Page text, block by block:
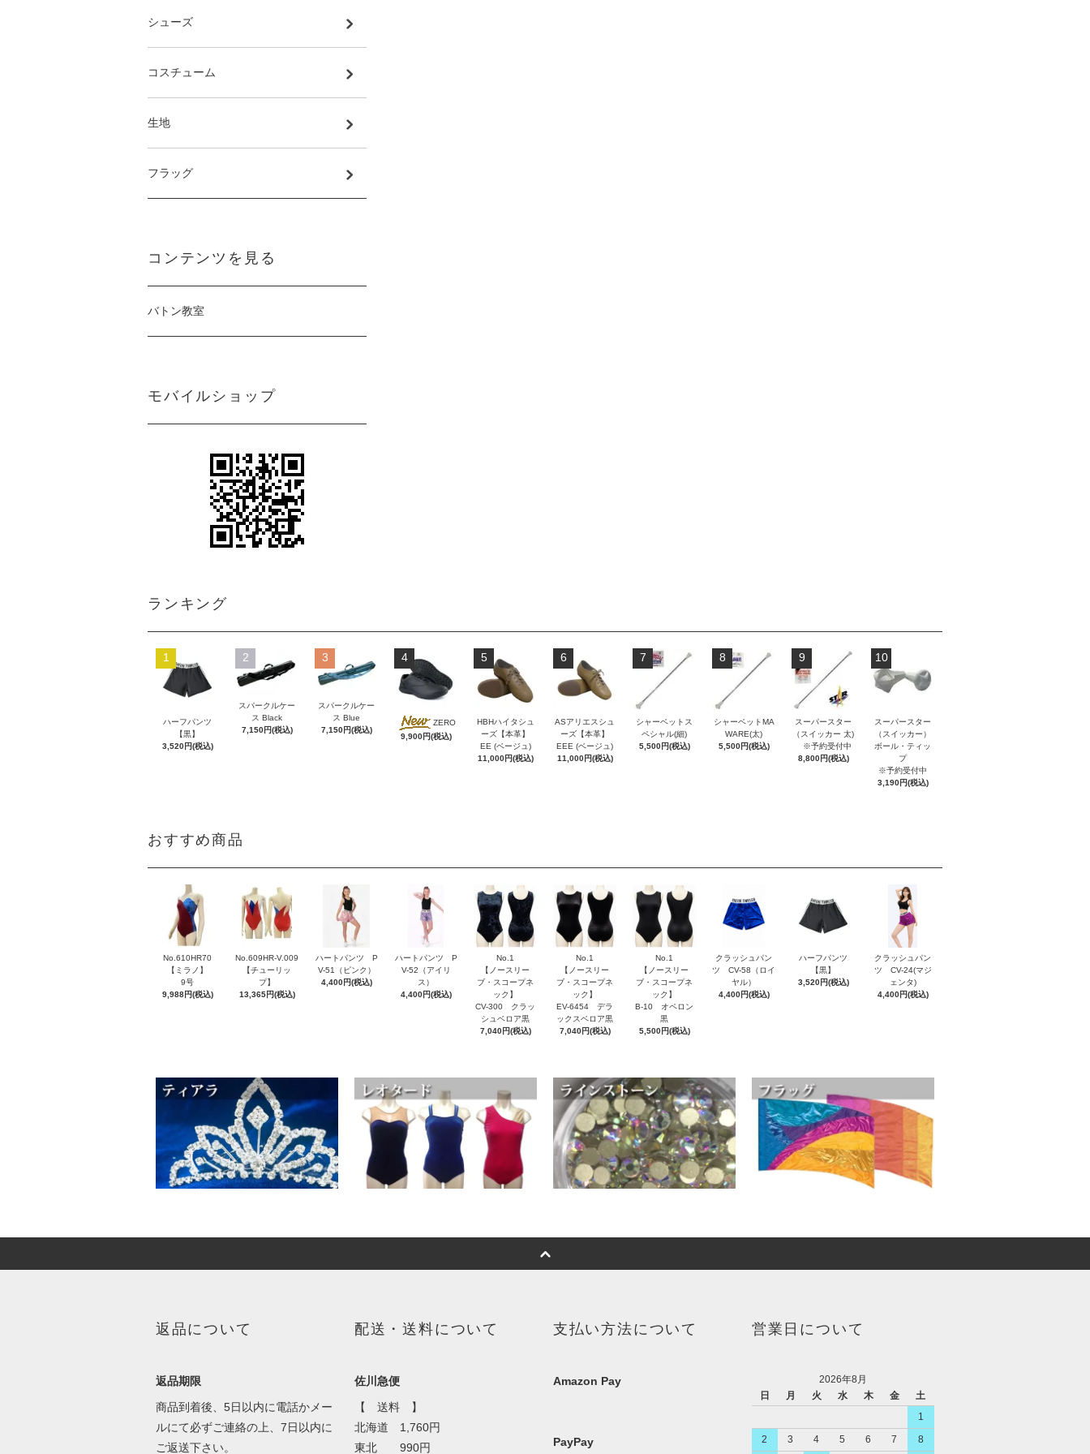
シューズ
コスチューム
生地
フラッグ
コンテンツを見る
バトン教室
モバイルショップ
ランキング
1
ハーフパンツ
【黒】
3,520円(税込)
2
スパークルケー
ス Black
7,150円(税込)
3
スパークルケー
ス Blue
7,150円(税込)
4
ZERO
9,900円(税込)
5
HBHハイタシュ
ーズ【本革】
EE (ベージュ)
11,000円(税込)
6
ASアリエスシュ
ーズ【本革】
EEE (ベージュ)
11,000円(税込)
7
シャーベットス
ペシャル(細)
5,500円(税込)
8
シャーベットMA
WARE(太)
5,500円(税込)
9
スーパースター
（スイッカー 太)
※予約受付中
8,800円(税込)
10
スーパースター
（スイッカー）
ボール・ティッ
プ
※予約受付中
3,190円(税込)
おすすめ商品
No.610HR70
【ミラノ】
9号
9,988円(税込)
No.609HR-V.009
【チューリッ
プ】
13,365円(税込)
ハートパンツ P
V-51（ピンク）
4,400円(税込)
ハートパンツ P
V-52（アイリ
ス）
4,400円(税込)
No.1
【ノースリー
ブ・スコープネ
ック】
CV-300 クラッ
シュベロア黒
7,040円(税込)
No.1
【ノースリー
ブ・スコープネ
ック】
EV-6454 デラ
ックスベロア黒
7,040円(税込)
No.1
【ノースリー
ブ・スコープネ
ック】
B-10 オペロン
黒
5,500円(税込)
クラッシュパン
ツ CV-58（ロイ
ヤル）
4,400円(税込)
ハーフパンツ
【黒】
3,520円(税込)
クラッシュパン
ツ CV-24(マジ
ェンタ)
4,400円(税込)
返品について
返品期限
商品到着後、5日以内に電話かメー
ルにて必ずご連絡の上、7日以内に
ご返送下さい。
配送・送料について
佐川急便
【 送料 】
北海道 1,760円
東北 990円
支払い方法について
Amazon Pay
PayPay
営業日について
2026年8月
日
月 火 水 木 金
土
1
2
3 4 5 6 7 8